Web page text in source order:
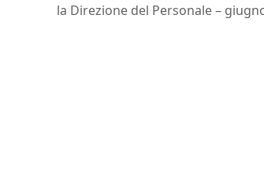
la Direzione del Personale –